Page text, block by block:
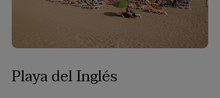
Playa del Inglés